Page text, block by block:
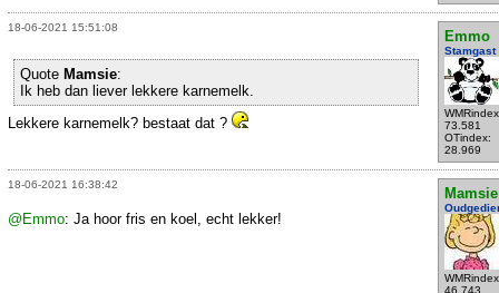
18-06-2021 15:51:08
Emmo
Stamgast
73.581
OTindex:
28.969
Quote Mamsie:
Ik heb dan liever lekkere karnemelk.
Lekkere karnemelk? bestaat dat ?
18-06-2021 16:38:42
Mamsie
46.743
@Emmo: Ja hoor fris en koel, echt lekker!